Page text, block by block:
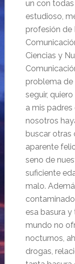
un con
estudioso,
profesión de
Ciencias y
problema
seguir,
a mis
nosotros
buscar otras
aparente
seno de
suficiente
malo.
esa basura
mundo no
nocturnos,
drogas,